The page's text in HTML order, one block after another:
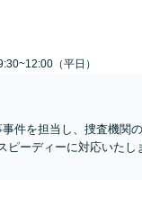
（平日）
件を担当し、捜査機関
ーディーに対応いた